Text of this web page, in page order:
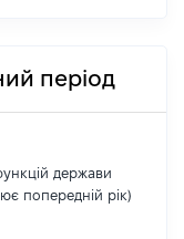
період
держави
попередній рік)